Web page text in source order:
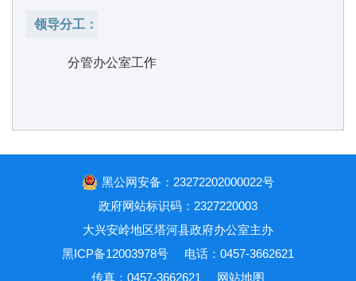
领导分工：
分管办公室工作
黑公网安备：23272202000022号
政府网站标识码：2327220003
大兴安岭地区塔河县政府办公室主办
黑ICP备12003978号
电话：0457-3662621
传真：0457-3662621
网站地图